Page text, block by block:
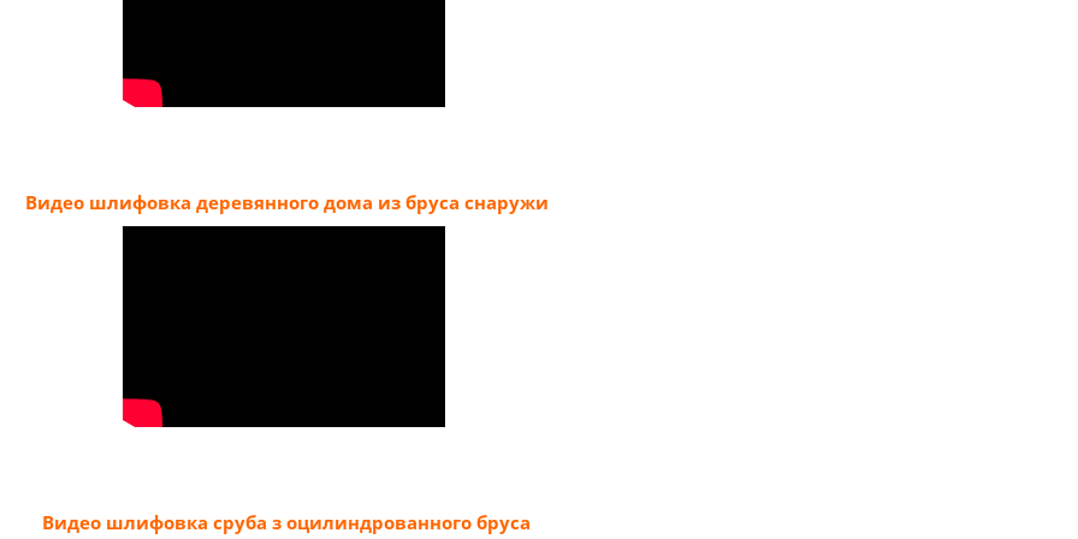
Видео шлифовка деревянного дома из бруса снаружи
Видео шлифовка сруба з оцилиндрованного бруса